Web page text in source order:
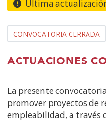
contenido
Última
CONVOCATORIA CERRADA
ACTUACIONES
La presente
promover proyectos de
empleabilidad, a través